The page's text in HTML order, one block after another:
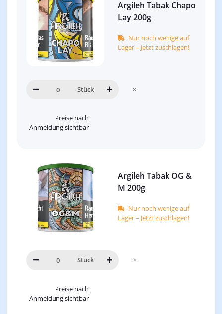
Argileh Tabak Chapo
Lay 200g
Nur noch wenige auf
Lager – Jetzt zuschlagen!
Stück ×
Preise nach
Anmeldung sichtbar
Argileh Tabak OG &
M 200g
Nur noch wenige auf
Lager – Jetzt zuschlagen!
Stück ×
Preise nach
Anmeldung sichtbar